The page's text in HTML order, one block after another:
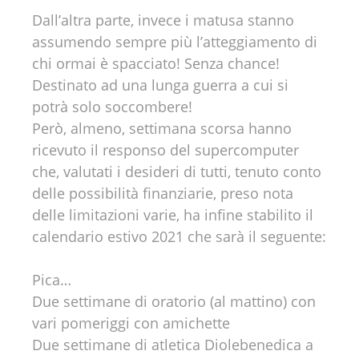
Dall’altra parte, invece i matusa stanno
assumendo sempre più l’atteggiamento di
chi ormai è spacciato! Senza chance!
Destinato ad una lunga guerra a cui si
potrà solo soccombere!
Però, almeno, settimana scorsa hanno
ricevuto il responso del supercomputer
che, valutati i desideri di tutti, tenuto conto
delle possibilità finanziarie, preso nota
delle limitazioni varie, ha infine stabilito il
calendario estivo 2021 che sarà il seguente:
Pica…
Due settimane di oratorio (al mattino) con
vari pomeriggi con amichette
Due settimane di atletica Diolebenedica a